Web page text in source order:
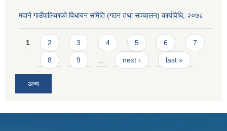
मदाने गाउँपालिकाको विधायन समिति (गठन तथा सञ्चालन) कार्यविधि, २०७८
Pages
1 2 3 4 5 6 7
8 9 … next › last »
अन्य